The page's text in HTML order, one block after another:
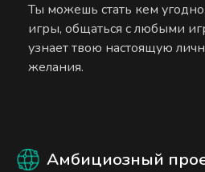
Ты можешь стать кем
игры, общаться с любыми
узнает твою настоящую
желания.
Амбициозный